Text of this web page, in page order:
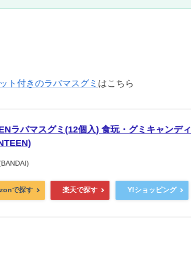
ト付きのラバマスグミ はこちら
ラバマスグミ(12個入) 食玩・グミキャンディ
で探す 楽天で探す Y!ショッピング